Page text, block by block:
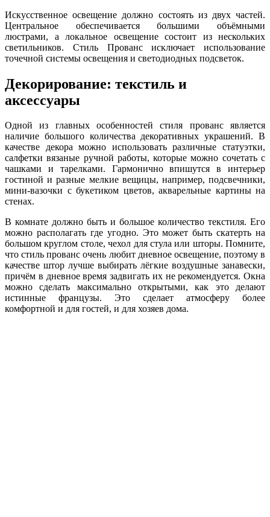
Искусственное освещение должно состоять из двух частей.
Центральное обеспечивается большими объёмными
люстрами, а локальное освещение состоит из нескольких
светильников. Стиль Прованс исключает использование
точечной системы освещения и светодиодных подсветок.
Декорирование: текстиль и
аксессуары
Одной из главных особенностей стиля прованс является
наличие большого количества декоративных украшений. В
качестве декора можно использовать различные статуэтки,
салфетки вязаные ручной работы, которые можно сочетать с
чашками и тарелками. Гармонично впишутся в интерьер
гостиной и разные мелкие вещицы, например, подсвечники,
мини-вазочки с букетиком цветов, акварельные картины на
стенах.
В комнате должно быть и большое количество текстиля. Его
можно располагать где угодно. Это может быть скатерть на
большом круглом столе, чехол для стула или шторы. Помните,
что стиль прованс очень любит дневное освещение, поэтому в
качестве штор лучше выбирать лёгкие воздушные занавески,
причём в дневное время задвигать их не рекомендуется. Окна
можно сделать максимально открытыми, как это делают
истинные французы. Это сделает атмосферу более
комфортной и для гостей, и для хозяев дома.